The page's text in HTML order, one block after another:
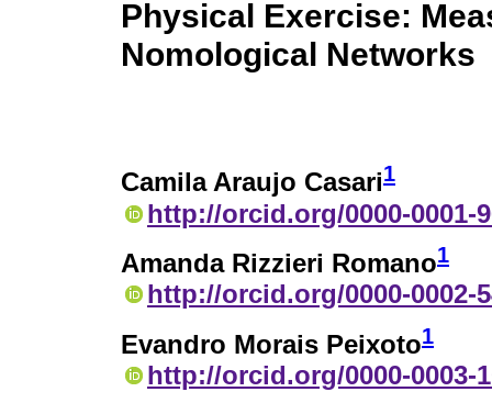
Physical Exercise:
Nomological Networks
Camila Araujo Casari1
http://orcid.org/0000-0001-
Amanda Rizzieri Romano1
http://orcid.org/0000-0002-
Evandro Morais Peixoto1
http://orcid.org/0000-0003-